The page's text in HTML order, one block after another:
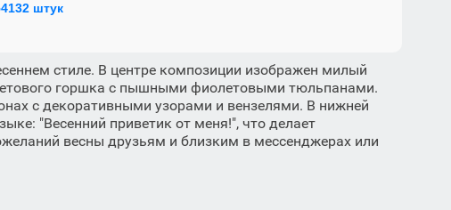
штук
стиле. В центре композиции изображен милый
горшка с пышными фиолетовыми тюльпанами.
с декоративными узорами и вензелями. В нижней
"Весенний приветик от меня!", что делает
весны друзьям и близким в мессенджерах или